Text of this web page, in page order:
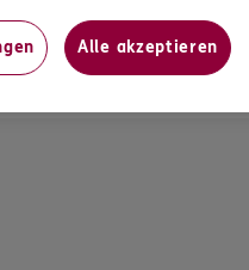
Alle akzeptieren